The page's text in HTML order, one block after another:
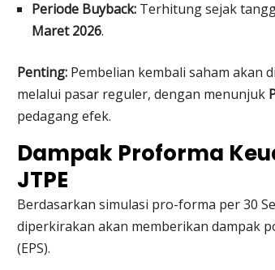
Periode Buyback: Terhitung sejak
Maret 2026.
Penting: Pembelian kembali saham akan
melalui pasar reguler, dengan menunjuk
pedagang efek.
Dampak Proforma
JTPE
Berdasarkan simulasi pro-forma per 30
diperkirakan akan memberikan dampak
(EPS).